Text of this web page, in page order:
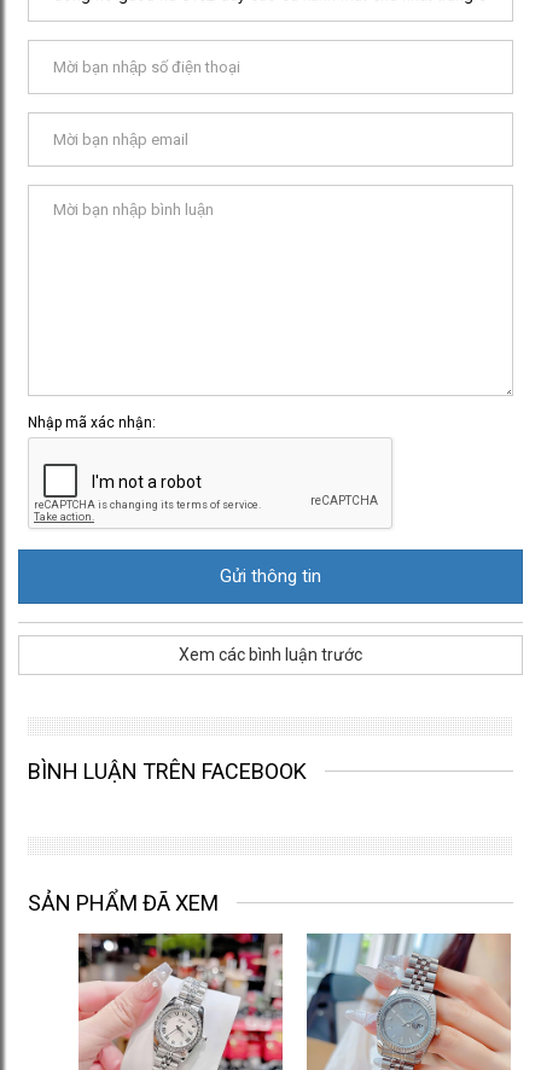
Nhập mã xác nhận:
Xem các bình luận trước
BÌNH LUẬN TRÊN FACEBOOK
SẢN PHẨM ĐÃ XEM